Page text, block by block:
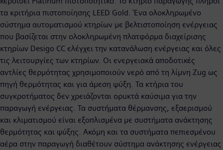
τα κριτήρια πιστοποίησης LEED Gold. Ένα ολοκληρωμένο
σύστημα αυτοματισμού κτηρίων με βελτιστοποίηση ενέργειας
που βασίζεται στην ολοκληρωμένη πλατφόρμα διαχείρισης
κτηρίων Desigo CC ελέγχει την κατανάλωση ενέργειας και όλες
τις λειτουργίες των κτηρίων. Οι ενεργειακά αποδοτικές
αντλίες θερμότητας χρησιμοποιούν νερό από τη λίμνη Zug ως
πηγή θερμότητας και για άμεση ψύξη. Τα κτήρια του
συγκροτήματος δεν χρειάζονται ορυκτά καύσιμα για την
παραγωγή ενέργειας. Τα συστήματα θέρμανσης, εξαερισμού
και κλιματισμού είναι εξοπλισμένα με συστήματα ανάκτησης
θερμότητας και ψύξης. Ακόμη και τα συστήματα πεπιεσμένου
αέρα στην παραγωγή διαθέτουν σύστημα ανάκτησης ενέργειας